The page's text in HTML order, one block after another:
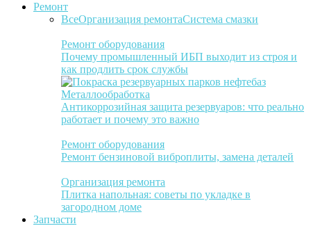
Ремонт
ВсеОрганизация ремонтаСистема смазки
Ремонт оборудования
Почему промышленный ИБП выходит из строя и
как продлить срок службы
Металлообработка
Антикоррозийная защита резервуаров: что реально
работает и почему это важно
Ремонт оборудования
Ремонт бензиновой виброплиты, замена деталей
Организация ремонта
Плитка напольная: советы по укладке в
загородном доме
Запчасти